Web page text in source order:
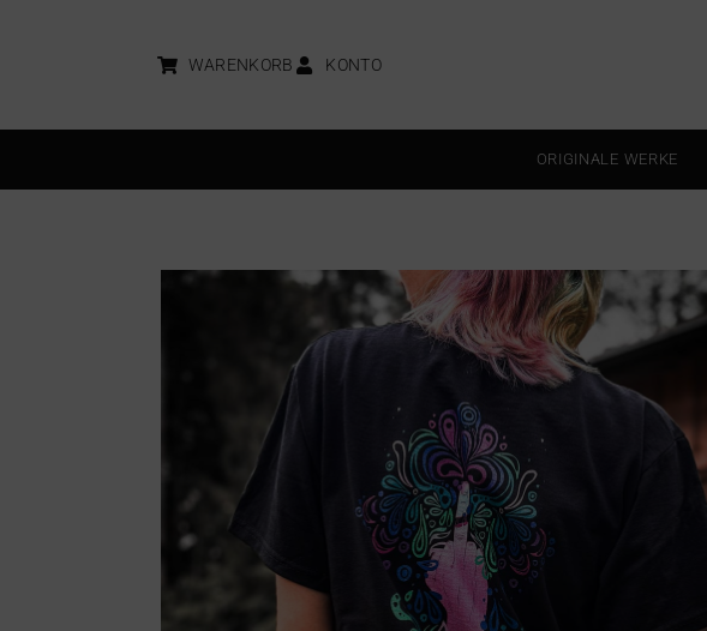
WARENKORB KONTO
ORIGINALE WERKE